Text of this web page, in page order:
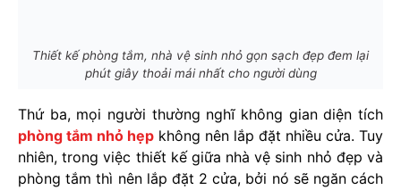
Thiết kế phòng tắm, nhà vệ sinh nhỏ gọn sạch đẹp đem lại
phút giây thoải mái nhất cho người dùng
Thứ ba, mọi người thường nghĩ không gian diện tích
phòng tắm nhỏ hẹp không nên lắp đặt nhiều cửa. Tuy
nhiên, trong việc thiết kế giữa nhà vệ sinh nhỏ đẹp và
phòng tắm thì nên lắp đặt 2 cửa, bởi nó sẽ ngăn cách